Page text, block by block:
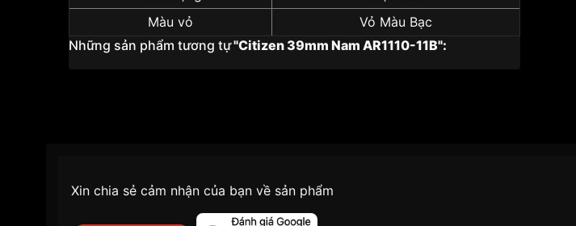
Màu vỏ
Vỏ Màu Bạc
Những sản phẩm tương tự"Citizen 39mm Nam AR1110-11B":
Xin chia sẻ cảm nhận của bạn về sản phẩm